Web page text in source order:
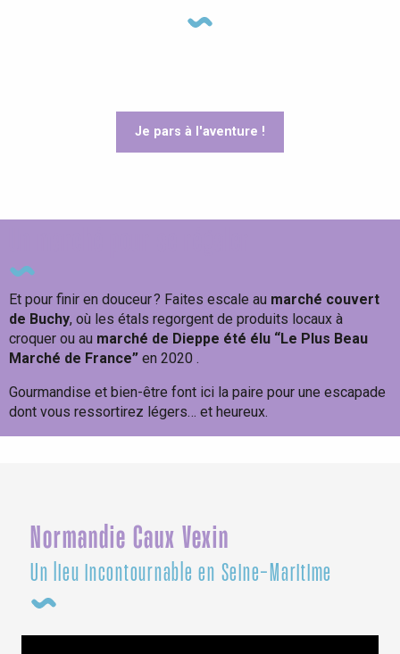
Je pars à l'aventure !
Et pour finir en douceur ? Faites escale au marché couvert
de Buchy, où les étals regorgent de produits locaux à
croquer ou au marché de Dieppe été élu “Le Plus Beau
Marché de France” en 2020 .
Gourmandise et bien-être font ici la paire pour une escapade
dont vous ressortirez légers… et heureux.
Normandie Caux Vexin
Un lieu incontournable en Seine-Maritime